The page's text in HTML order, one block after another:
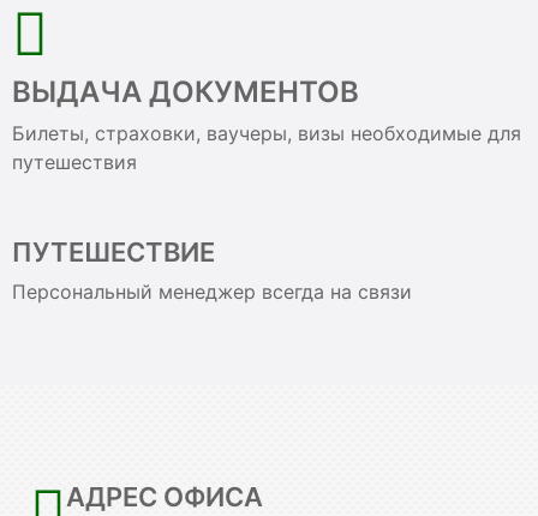
ВЫДАЧА ДОКУМЕНТОВ
Билеты, страховки, ваучеры, визы необходимые для
путешествия
ПУТЕШЕСТВИЕ
Персональный менеджер всегда на связи
АДРЕС ОФИСА